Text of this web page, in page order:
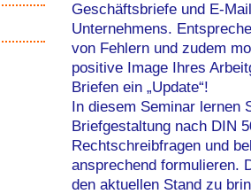
Geschäftsbriefe und E-
Unternehmens.
von Fehlern und zudem
positive Image Ihres
Briefen ein „Update“!
In diesem Seminar lernen
Briefgestaltung nach DIN
Rechtschreibfragen und
ansprechend formulieren.
den aktuellen Stand zu